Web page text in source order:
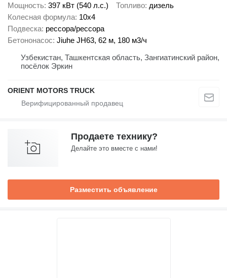
Мощность 397 кВт (540 л.с.) Топливо дизель
Колесная формула 10x4
Подвеска рессора/рессора
Бетононасос Jiuhe JH63, 62 м, 180 м3/ч
Узбекистан, Ташкентская область, Зангиатинский район,
посёлок Эркин
ORIENT MOTORS TRUCK
Продаете технику?
Делайте это вместе с нами!
Разместить объявление